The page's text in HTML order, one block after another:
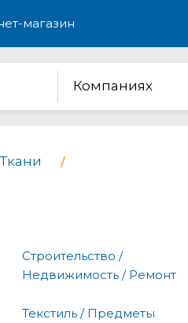
магазин
Компаниях
Ткани
Строительство /
Недвижимость / Ремонт
Текстиль / Предметы